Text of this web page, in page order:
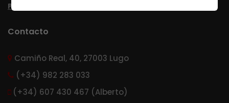
Política de cookies
Contacto
Camiño Real, 40, 27003 Lugo
(+34) 982 283 033
(+34) 607 430 467 (Alberto)